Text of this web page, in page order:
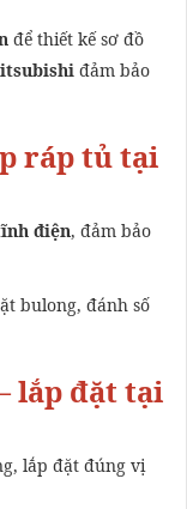
để thiết kế sơ đồ
đảm bảo
ráp tủ tại
điện, đảm bảo
bulong, đánh số
lắp đặt tại
lắp đặt đúng vị